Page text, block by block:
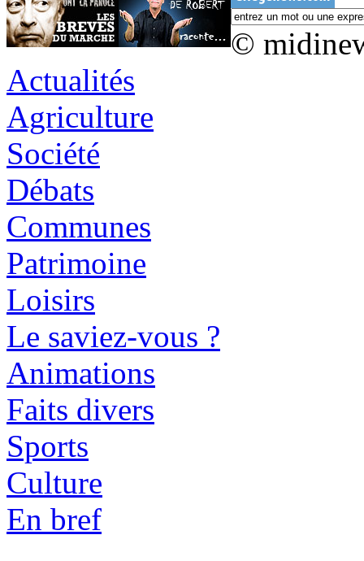
©
Actualités
Agriculture
Société
Débats
Communes
Patrimoine
Loisirs
Le saviez-vous ?
Animations
Faits divers
Sports
Culture
En bref